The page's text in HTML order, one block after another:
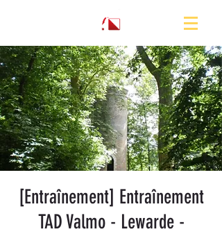
[Entraînement] Entraînement
TAD Valmo - Lewarde -